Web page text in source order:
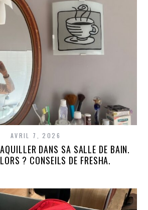
AVRIL 7, 2026
DANS SA SALLE DE BAIN.
? CONSEILS DE FRESHA.